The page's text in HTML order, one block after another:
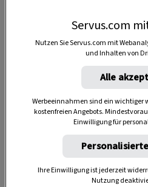
Servus.com
Nutzen Sie Servus.com mit
und Inhalten von
Alle
Werbeeinnahmen sind ein wichtiger
kostenfreien Angebots.
Einwilligung für
Ihre Einwilligung ist jederzeit
Nutzung